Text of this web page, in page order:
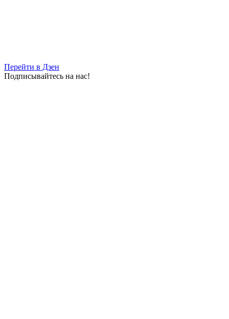
Перейти в Дзен
Подписывайтесь на нас!